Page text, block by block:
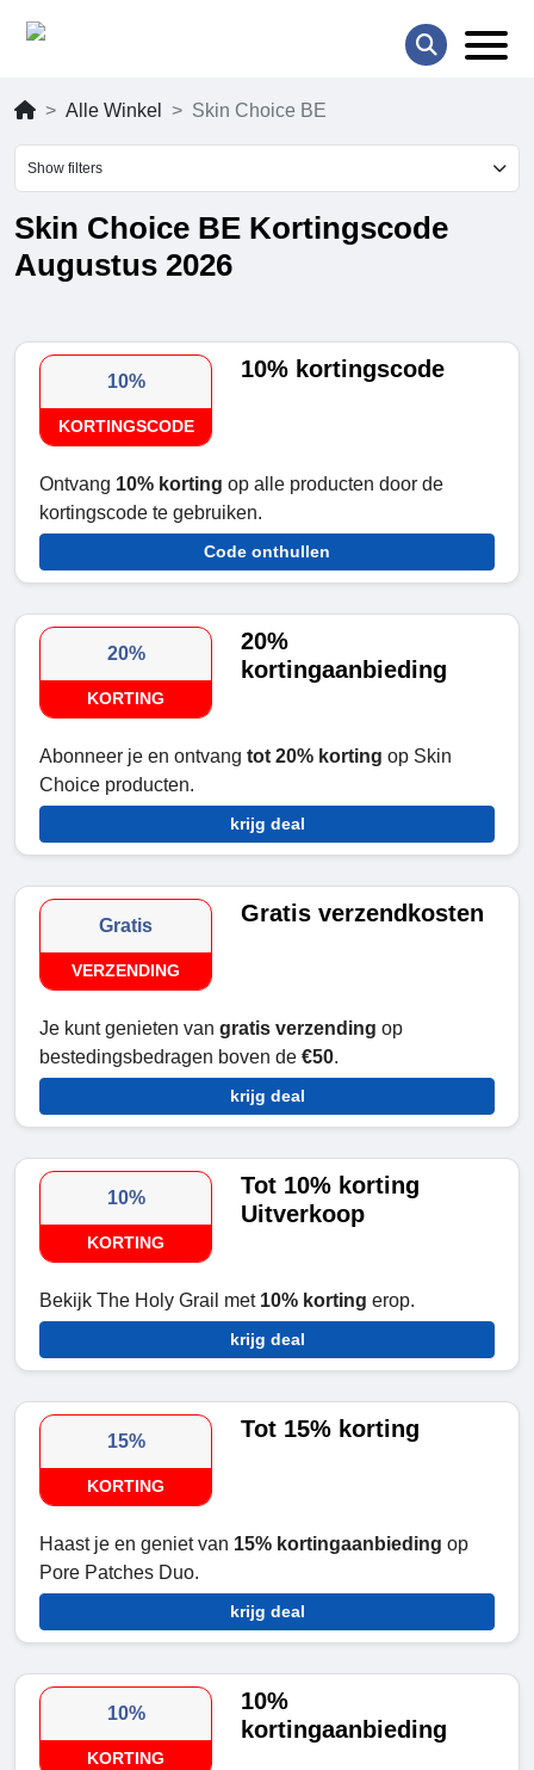
Alle Winkel Skin Choice BE
Show filters
Skin Choice BE Kortingscode
Augustus 2026
10%
KORTINGSCODE
10% kortingscode
Ontvang 10% korting op alle producten door de
kortingscode te gebruiken.
Code onthullen
20%
KORTING
20%
kortingaanbieding
Abonneer je en ontvang tot 20% korting op Skin
Choice producten.
krijg deal
Gratis
VERZENDING
Gratis verzendkosten
Je kunt genieten van gratis verzending op
bestedingsbedragen boven de €50.
krijg deal
10%
KORTING
Tot 10% korting
Uitverkoop
Bekijk The Holy Grail met 10% korting erop.
krijg deal
15%
KORTING
Tot 15% korting
Haast je en geniet van 15% kortingaanbieding op
Pore Patches Duo.
krijg deal
10%
KORTING
10%
kortingaanbieding